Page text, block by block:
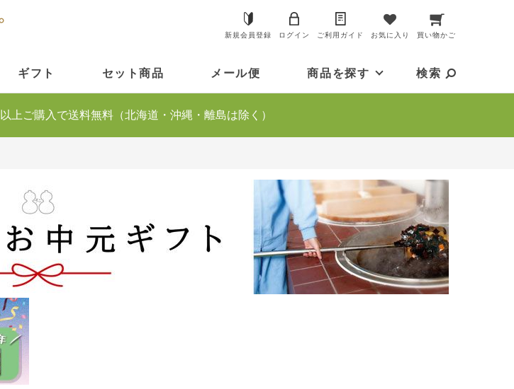
新規会員登録 ログイン ご利用ガイド お気に入り 買い物かご
ギフト セット商品 メール便 商品を探す 検索
以上ご購入で送料無料（北海道・沖縄・離島は除く）